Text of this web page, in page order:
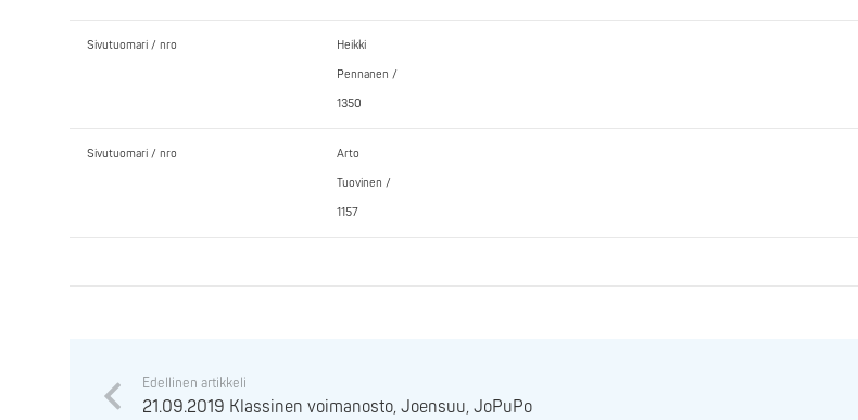
Sivutuomari / nro Heikki
Pennanen /
1350
Sivutuomari / nro Arto
Tuovinen /
1157
Edellinen artikkeli
21.09.2019 Klassinen voimanosto, Joensuu, JoPuPo